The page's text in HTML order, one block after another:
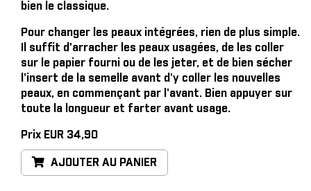
bien le classique.
Pour changer les peaux intégrées, rien de plus simple.
Il suffit d'arracher les peaux usagées, de les coller
sur le papier fourni ou de les jeter, et de bien sécher
l'insert de la semelle avant d'y coller les nouvelles
peaux, en commençant par l'avant. Bien appuyer sur
toute la longueur et farter avant usage.
Prix EUR 34,90
AJOUTER AU PANIER